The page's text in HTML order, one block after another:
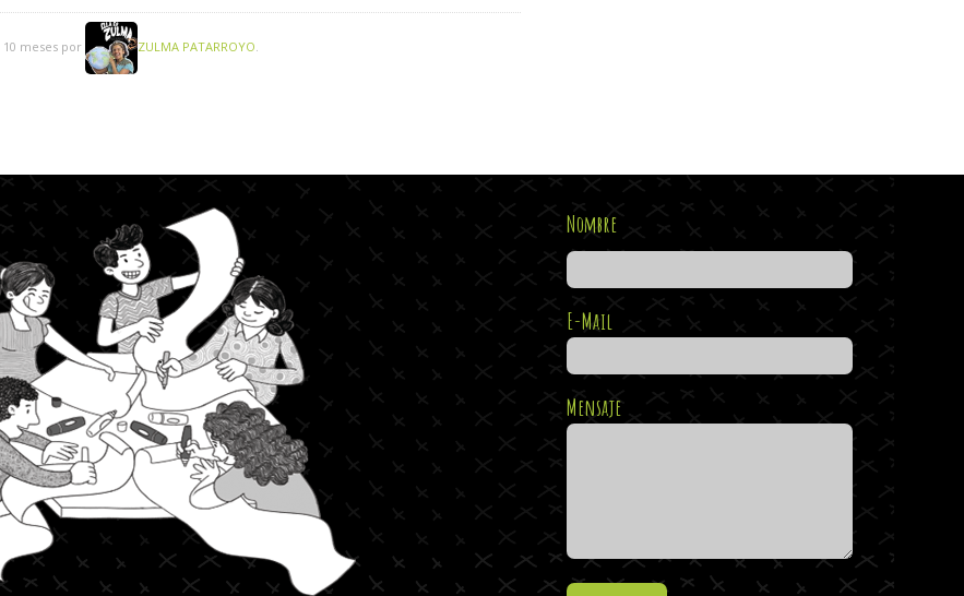
10 meses por ZULMA PATARROYO
Nombre
E-Mail
Mensaje